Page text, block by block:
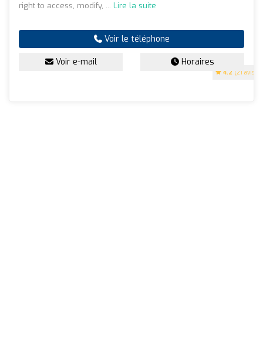
4.2 (21 avis)
right to access, modify, ... Lire la suite
Voir le téléphone
Voir e-mail Horaires